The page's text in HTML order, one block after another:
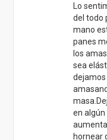
Lo
del todo
mano
panes
los
sea
dejamos
en
hornear